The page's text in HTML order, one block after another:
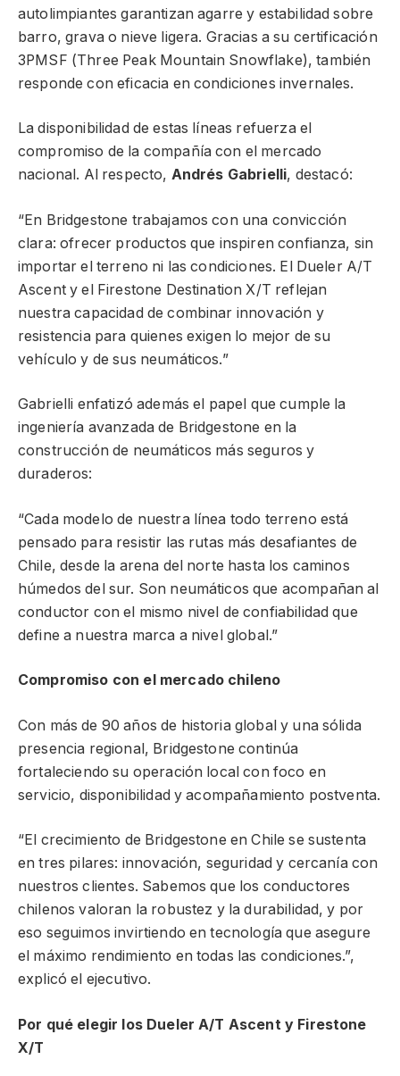
autolimpiantes garantizan agarre y estabilidad sobre
barro, grava o nieve ligera. Gracias a su certificación
3PMSF (Three Peak Mountain Snowflake), también
responde con eficacia en condiciones invernales.
La disponibilidad de estas líneas refuerza el
compromiso de la compañía con el mercado
nacional. Al respecto, Andrés Gabrielli, destacó:
“En Bridgestone trabajamos con una convicción
clara: ofrecer productos que inspiren confianza, sin
importar el terreno ni las condiciones. El Dueler A/T
Ascent y el Firestone Destination X/T reflejan
nuestra capacidad de combinar innovación y
resistencia para quienes exigen lo mejor de su
vehículo y de sus neumáticos.”
Gabrielli enfatizó además el papel que cumple la
ingeniería avanzada de Bridgestone en la
construcción de neumáticos más seguros y
duraderos:
“Cada modelo de nuestra línea todo terreno está
pensado para resistir las rutas más desafiantes de
Chile, desde la arena del norte hasta los caminos
húmedos del sur. Son neumáticos que acompañan al
conductor con el mismo nivel de confiabilidad que
define a nuestra marca a nivel global.”
Compromiso con el mercado chileno
Con más de 90 años de historia global y una sólida
presencia regional, Bridgestone continúa
fortaleciendo su operación local con foco en
servicio, disponibilidad y acompañamiento postventa.
“El crecimiento de Bridgestone en Chile se sustenta
en tres pilares: innovación, seguridad y cercanía con
nuestros clientes. Sabemos que los conductores
chilenos valoran la robustez y la durabilidad, y por
eso seguimos invirtiendo en tecnología que asegure
el máximo rendimiento en todas las condiciones.”,
explicó el ejecutivo.
Por qué elegir los Dueler A/T Ascent y Firestone
X/T